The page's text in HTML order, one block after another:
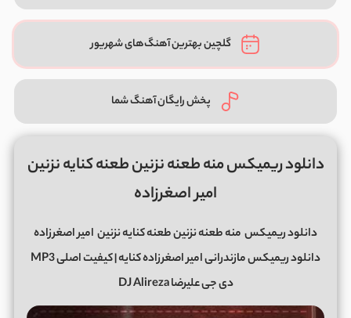
گلچین بهترین آهنگ‌های شهریور
پخش رایگان آهنگ شما
دانلود ریمیکس منه طعنه نزنین طعنه کنایه نزنین
امیر اصغرزاده
دانلود ریمیکس منه طعنه نزنین طعنه کنایه نزنین امیر اصغرزاده
دانلود ریمیکس مازندرانی امیر اصغرزاده کنایه | کیفیت اصلی MP3
دی جی علیرضا DJ Alireza